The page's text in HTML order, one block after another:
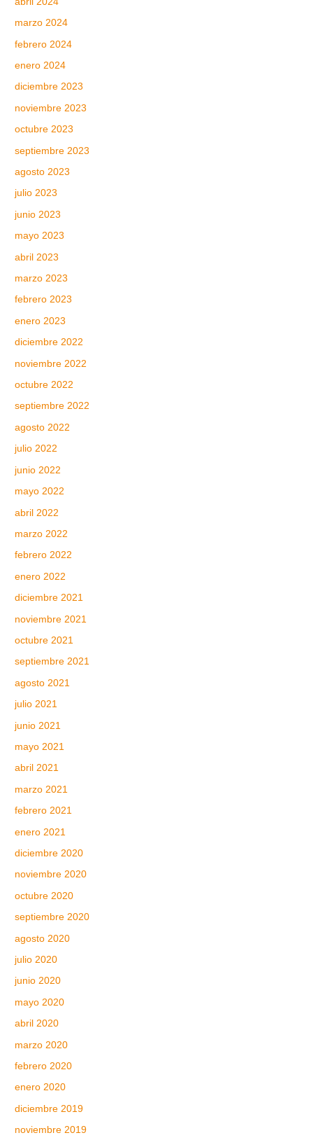
marzo 2024
febrero 2024
enero 2024
diciembre 2023
noviembre 2023
octubre 2023
septiembre 2023
agosto 2023
julio 2023
junio 2023
mayo 2023
abril 2023
marzo 2023
febrero 2023
enero 2023
diciembre 2022
noviembre 2022
octubre 2022
septiembre 2022
agosto 2022
julio 2022
junio 2022
mayo 2022
abril 2022
marzo 2022
febrero 2022
enero 2022
diciembre 2021
noviembre 2021
octubre 2021
septiembre 2021
agosto 2021
julio 2021
junio 2021
mayo 2021
abril 2021
marzo 2021
febrero 2021
enero 2021
diciembre 2020
noviembre 2020
octubre 2020
septiembre 2020
agosto 2020
julio 2020
junio 2020
mayo 2020
abril 2020
marzo 2020
febrero 2020
enero 2020
diciembre 2019
noviembre 2019